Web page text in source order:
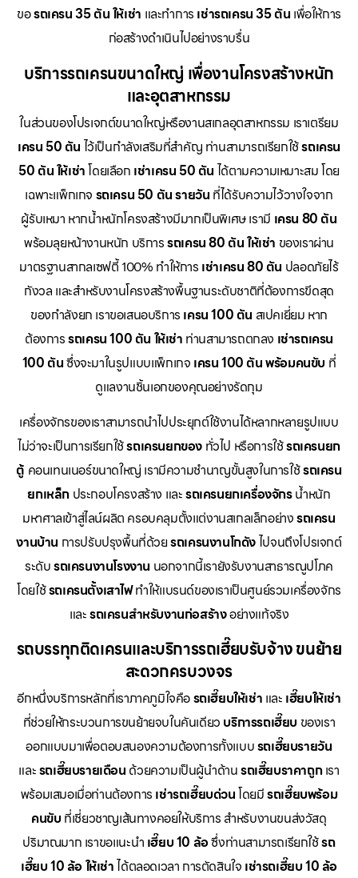
ขอรถเครน 35 ตัน ให้เช่า และทำการ เช่ารถเครน 35 ตัน เพื่อให้การ
ก่อสร้างดำเนินไปอย่างราบรื่น
บริการรถเครนขนาดใหญ่ เพื่องานโครงสร้างหนัก
และอุตสาหกรรม
ในส่วนของโปรเจกต์ขนาดใหญ่หรืองานสเกลอุตสาหกรรม เราเตรียม
เครน 50 ตัน ไว้เป็นกำลังเสริมที่สำคัญ ท่านสามารถเรียกใช้รถเครน
50 ตัน ให้เช่าโดยเลือก เช่าเครน 50 ตัน ได้ตามความเหมาะสม โดย
เฉพาะแพ็กเกจ รถเครน 50 ตัน รายวัน ที่ได้รับความไว้วางใจจาก
ผู้รับเหมา หากน้ำหนักโครงสร้างมีมากเป็นพิเศษ เรามี เครน 80 ตัน
พร้อมลุยหน้างานหนัก บริการรถเครน 80 ตัน ให้เช่า ของเราผ่าน
มาตรฐานสากลเซฟตี้ 100% ทำให้การ เช่าเครน 80 ตัน ปลอดภัยไร้
กังวล และสำหรับงานโครงสร้างพื้นฐานระดับชาติที่ต้องการขีดสุด
ของกำลังยก เราขอเสนอบริการ เครน 100 ตัน สเปคเยี่ยม หาก
ต้องการรถเครน 100 ตัน ให้เช่า ท่านสามารถตกลง เช่ารถเครน
100 ตันซึ่งจะมาในรูปแบบแพ็กเกจ เครน 100 ตัน พร้อมคนขับ ที่
ดูแลงานชิ้นเอกของคุณอย่างรัดกุม
เครื่องจักรของเราสามารถนำไปประยุกต์ใช้งานได้หลากหลายรูปแบบ
ไม่ว่าจะเป็นการเรียกใช้รถเครนยกของ ทั่วไป หรือการใช้รถเครนยก
ตู้ คอนเทนเนอร์ขนาดใหญ่ เรามีความชำนาญขั้นสูงในการใช้รถเครน
ยกเหล็ก ประกอบโครงสร้าง และรถเครนยกเครื่องจักรน้ำหนัก
มหาศาลเข้าสู่ไลน์ผลิต ครอบคลุมตั้งแต่งานสเกลเล็กอย่างรถเครน
งานบ้าน การปรับปรุงพื้นที่ด้วยรถเครนงานโกดังไปจนถึงโปรเจกต์
ระดับรถเครนงานโรงงาน นอกจากนี้เรายังรับงานสาธารณูปโภค
โดยใช้รถเครนตั้งเสาไฟทำให้แบรนด์ของเราเป็นศูนย์รวมเครื่องจักร
และรถเครนสำหรับงานก่อสร้างอย่างแท้จริง
รถบรรทุกติดเครนและบริการรถเฮี๊ยบรับจ้าง ขนย้าย
สะดวกครบวงจร
อีกหนึ่งบริการหลักที่เราภาคภูมิใจคือรถเฮี๊ยบให้เช่า และ เฮี๊ยบให้เช่า
ที่ช่วยให้กระบวนการขนย้ายจบในคันเดียว บริการรถเฮี๊ยบ ของเรา
ออกแบบมาเพื่อตอบสนองความต้องการทั้งแบบรถเฮี๊ยบรายวัน
และรถเฮี๊ยบรายเดือน ด้วยความเป็นผู้นำด้านรถเฮี๊ยบราคาถูกเรา
พร้อมเสมอเมื่อท่านต้องการ เช่ารถเฮี๊ยบด่วนโดยมีรถเฮี๊ยบพร้อม
คนขับ ที่เชี่ยวชาญเส้นทางคอยให้บริการ สำหรับงานขนส่งวัสดุ
ปริมาณมาก เราขอแนะนำ เฮี๊ยบ 10 ล้อซึ่งท่านสามารถเรียกใช้รถ
เฮี๊ยบ 10 ล้อ ให้เช่าได้ตลอดเวลา การตัดสินใจ เช่ารถเฮี๊ยบ 10 ล้อ